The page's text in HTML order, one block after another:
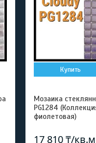
Купить
Мозаика
PG1284
фиолетовая)
17 810 ₸/кв.м